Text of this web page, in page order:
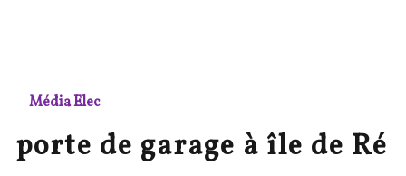
Média Elec
porte de garage à île de Ré